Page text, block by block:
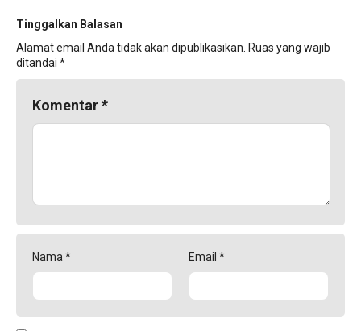
Tinggalkan Balasan
Alamat email Anda tidak akan dipublikasikan. Ruas yang wajib
ditandai *
Komentar*
Nama * Email *